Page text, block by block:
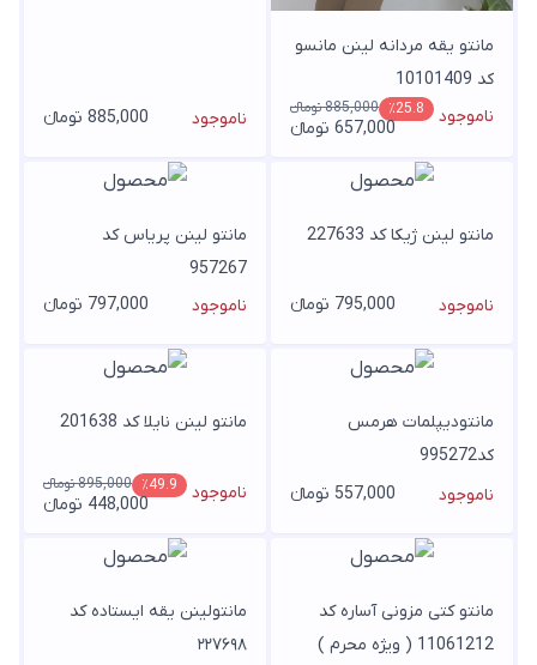
مانتو یقه مردانه لینن مانسو
کد 10101409
ناموجود
٪25.8 885,000 تومانء
657,000 تومانء ناموجود 885,000 تومانء
مانتو لینن ژیکا کد 227633
ناموجود 795,000 تومانء
مانتو لینن پریاس کد
957267
ناموجود
797,000 تومانء
مانتودیپلمات هرمس
کد995272
ناموجود
557,000 تومانء
مانتو لینن نایلا کد 201638
ناموجود ٪49.9 895,000 تومانء
448,000 تومانء
مانتو کتی مزونی آساره کد
11061212 ( ویژه محرم )
مانتولینن یقه ایستاده کد
۲۲۷۶۹۸